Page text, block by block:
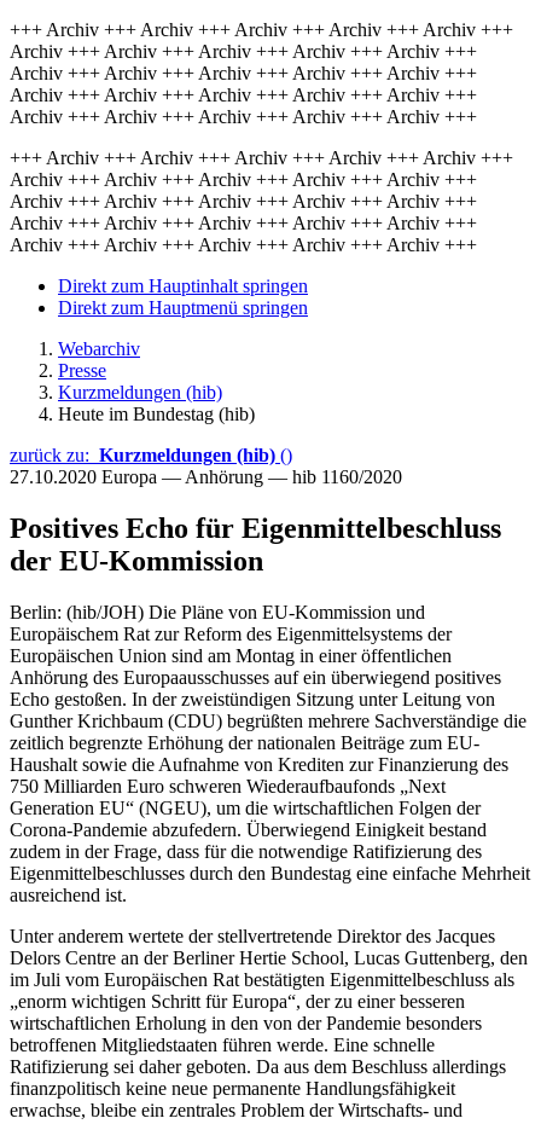
+++ Archiv +++ Archiv +++ Archiv +++ Archiv +++ Archiv +++
Archiv +++ Archiv +++ Archiv +++ Archiv +++ Archiv +++
Archiv +++ Archiv +++ Archiv +++ Archiv +++ Archiv +++
Archiv +++ Archiv +++ Archiv +++ Archiv +++ Archiv +++
Archiv +++ Archiv +++ Archiv +++ Archiv +++ Archiv +++
+++ Archiv +++ Archiv +++ Archiv +++ Archiv +++ Archiv +++
Archiv +++ Archiv +++ Archiv +++ Archiv +++ Archiv +++
Archiv +++ Archiv +++ Archiv +++ Archiv +++ Archiv +++
Archiv +++ Archiv +++ Archiv +++ Archiv +++ Archiv +++
Archiv +++ Archiv +++ Archiv +++ Archiv +++ Archiv +++
Direkt zum Hauptinhalt springen
Direkt zum Hauptmenü springen
Webarchiv
Presse
Kurzmeldungen (hib)
Heute im Bundestag (hib)
zurück zu: Kurzmeldungen (hib) ()
27.10.2020 Europa — Anhörung — hib 1160/2020
Positives Echo für Eigenmittelbeschluss
der EU-Kommission
Berlin: (hib/JOH) Die Pläne von EU-Kommission und
Europäischem Rat zur Reform des Eigenmittelsystems der
Europäischen Union sind am Montag in einer öffentlichen
Anhörung des Europaausschusses auf ein überwiegend positives
Echo gestoßen. In der zweistündigen Sitzung unter Leitung von
Gunther Krichbaum (CDU) begrüßten mehrere Sachverständige die
zeitlich begrenzte Erhöhung der nationalen Beiträge zum EU-
Haushalt sowie die Aufnahme von Krediten zur Finanzierung des
750 Milliarden Euro schweren Wiederaufbaufonds „Next
Generation EU“ (NGEU), um die wirtschaftlichen Folgen der
Corona-Pandemie abzufedern. Überwiegend Einigkeit bestand
zudem in der Frage, dass für die notwendige Ratifizierung des
Eigenmittelbeschlusses durch den Bundestag eine einfache Mehrheit
ausreichend ist.
Unter anderem wertete der stellvertretende Direktor des Jacques
Delors Centre an der Berliner Hertie School, Lucas Guttenberg, den
im Juli vom Europäischen Rat bestätigten Eigenmittelbeschluss als
„enorm wichtigen Schritt für Europa“, der zu einer besseren
wirtschaftlichen Erholung in den von der Pandemie besonders
betroffenen Mitgliedstaaten führen werde. Eine schnelle
Ratifizierung sei daher geboten. Da aus dem Beschluss allerdings
finanzpolitisch keine neue permanente Handlungsfähigkeit
erwachse, bleibe ein zentrales Problem der Wirtschafts- und